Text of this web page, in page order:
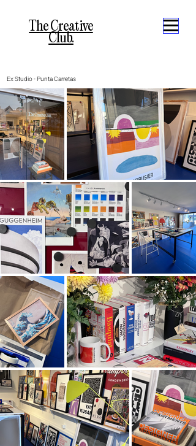
The Creative
Club.
Ex Studio - Punta Carretas